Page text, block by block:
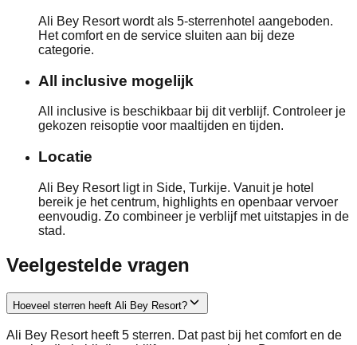
Ali Bey Resort wordt als 5-sterrenhotel aangeboden.
Het comfort en de service sluiten aan bij deze
categorie.
All inclusive mogelijk
All inclusive is beschikbaar bij dit verblijf. Controleer je
gekozen reisoptie voor maaltijden en tijden.
Locatie
Ali Bey Resort ligt in Side, Turkije. Vanuit je hotel
bereik je het centrum, highlights en openbaar vervoer
eenvoudig. Zo combineer je verblijf met uitstapjes in de
stad.
Veelgestelde vragen
Hoeveel sterren heeft Ali Bey Resort?
Ali Bey Resort heeft 5 sterren. Dat past bij het comfort en de